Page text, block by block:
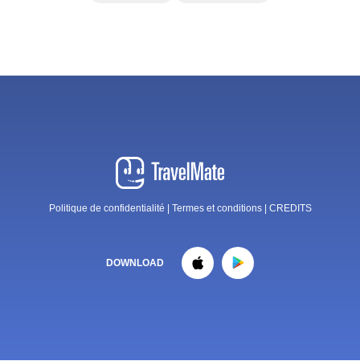
Politique de confidentialité Termes et conditions CREDITS
DOWNLOAD